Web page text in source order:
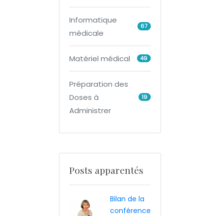
Informatique
médicale
67
Matériel médical 49
Préparation des
Doses à
Administrer
19
Posts apparentés
Bilan de la
conférence